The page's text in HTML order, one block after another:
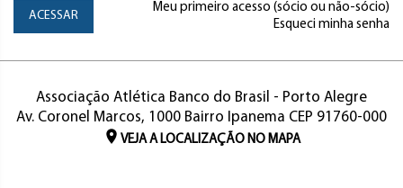
ACESSAR
Meu primeiro acesso (sócio ou não-sócio)
Esqueci minha senha
Associação Atlética Banco do Brasil - Porto Alegre
Av. Coronel Marcos, 1000 Bairro Ipanema CEP 91760-000
VEJA A LOCALIZAÇÃO NO MAPA